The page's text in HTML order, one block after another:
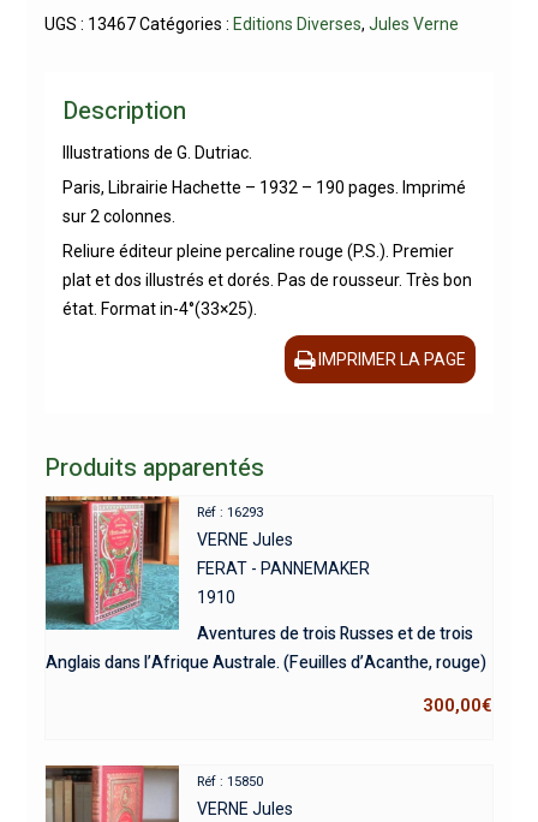
UGS : 13467 Catégories : Editions Diverses, Jules Verne
Description
Illustrations de G. Dutriac.
Paris, Librairie Hachette – 1932 – 190 pages. Imprimé
sur 2 colonnes.
Reliure éditeur pleine percaline rouge (P.S.). Premier
plat et dos illustrés et dorés. Pas de rousseur. Très bon
état. Format in-4°(33×25).
IMPRIMER LA PAGE
Produits apparentés
Réf : 16293
VERNE Jules
FERAT - PANNEMAKER
1910
Aventures de trois Russes et de trois
Anglais dans l’Afrique Australe. (Feuilles d’Acanthe, rouge)
300,00€
Réf : 15850
VERNE Jules